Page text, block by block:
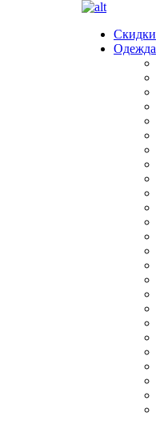
Скидки
Одежда